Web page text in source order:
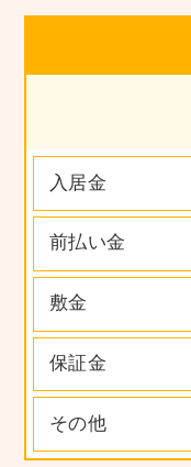
入居金
前払い金
敷金
保証金
その他